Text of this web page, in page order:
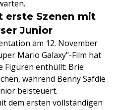
erste Szenen mit
Junior
am 12. November
Mario Galaxy"-Film hat
Figuren enthüllt: Brie
während Benny Safdie
beisteuert.
dem ersten vollständigen